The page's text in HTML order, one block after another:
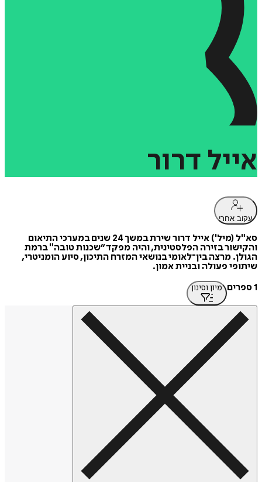
אייל דרור
עקוב אחרי
סא"ל (מיל') אייל דרור שירת במשך 24 שנים במערכי התיאום
והקישור בזירה הפלסטינית, והיה מפקד “שכנות טובה" ברמת
הגולן. מרצה בין־לאומי בנושאי המזרח התיכון, סיוע הומניטרי,
שיתופי פעולה ובניית אמון.
1 ספרים
מיון וסינון